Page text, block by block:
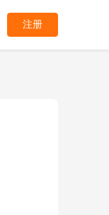
注册